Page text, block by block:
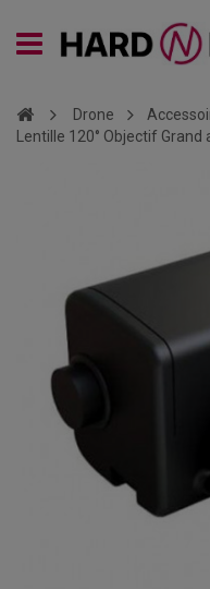
Drone
Lentille 120° Objectif